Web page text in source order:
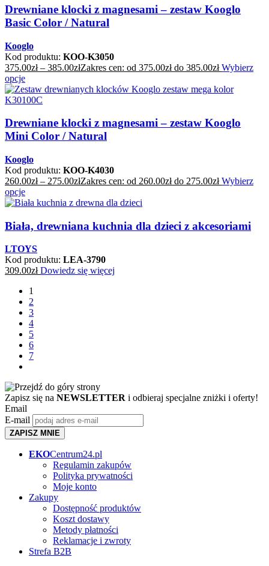
Drewniane klocki z magnesami – zestaw Kooglo
Basic Color / Natural
Kooglo
Kod produktu: KOO-K3050
375.00zł – 385.00złZakres cen: od 375.00zł do 385.00zł Wybierz
opcje
Drewniane klocki z magnesami – zestaw Kooglo
Mini Color / Natural
Kooglo
Kod produktu: KOO-K4030
260.00zł – 275.00złZakres cen: od 260.00zł do 275.00zł Wybierz
opcje
Biała, drewniana kuchnia dla dzieci z akcesoriami
LTOYS
Kod produktu: LEA-3790
309.00zł Dowiedz się więcej
1
2
3
4
5
6
7
Zapisz się na NEWSLETTER i odbieraj specjalne zniżki i oferty!
Email
E-mail
ZAPISZ MNIE
EKOCentrum24.pl
Regulamin zakupów
Polityka prywatności
Moje konto
Zakupy
Dostępność produktów
Koszt dostawy
Metody płatności
Reklamacje i zwroty
Strefa B2B